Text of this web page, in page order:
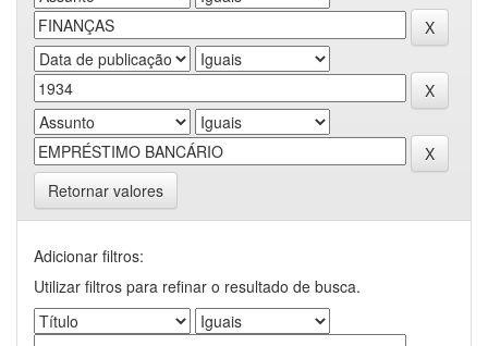
Retornar valores
Adicionar filtros:
Utilizar filtros para refinar o resultado de busca.